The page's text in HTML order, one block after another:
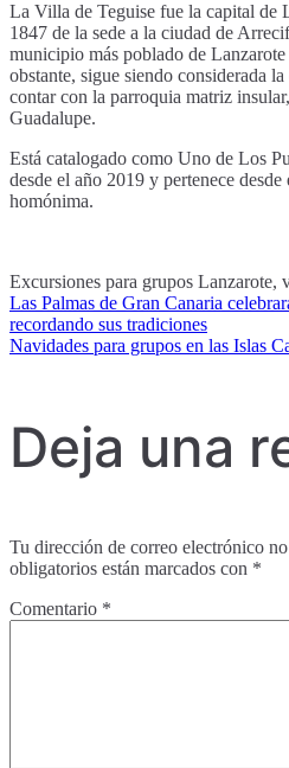
La Villa de Teguise fue la capital de
1847 de la sede a la ciudad de
municipio más poblado de
obstante, sigue siendo considerada
contar con la parroquia matriz
Guadalupe.
Está catalogado como Uno de Los
desde el año 2019 y pertenece
homónima.
Excursiones para grupos Lanzarote,
de
entradas
Las Palmas de Gran Canaria
recordando sus tradiciones
Navidades para grupos en las Islas
Deja una
Tu dirección de correo electrónico
obligatorios están marcados con *
Comentario *